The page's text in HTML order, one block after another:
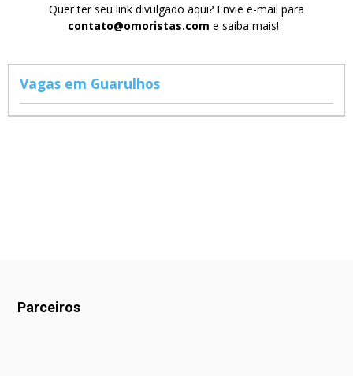
Quer ter seu link divulgado aqui? Envie e-mail para
contato@omoristas.com e saiba mais!
Vagas em Guarulhos
Parceiros